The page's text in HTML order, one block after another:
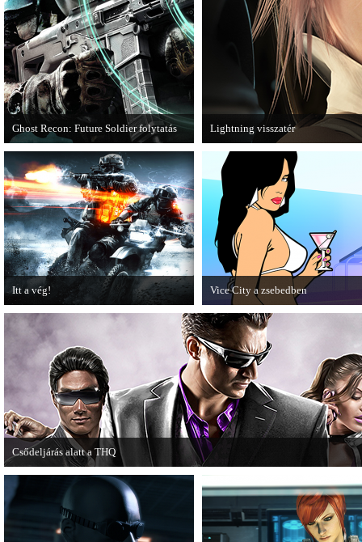
Ghost Recon: Future Soldier folytatás
Több jel is utal arra, hogy készülőben
van a Ghost Recon: Future Soldier
következő epizódja.
Lightning visszatér
Megjött a Lightning Returns:
Itt a vég!
Hamarosan minden infó kiderül a
Battlefield 3 utolsó, End Game
kiegészítőjéről.
Vice City a zsebedben
A GTA: Vice City 10th
Editionről készített tesztet a PC
Csődeljárás alatt a THQ
Egy újabb videojáték-kiadó került csődeljárás alá, aki nem más, mint a THQ.